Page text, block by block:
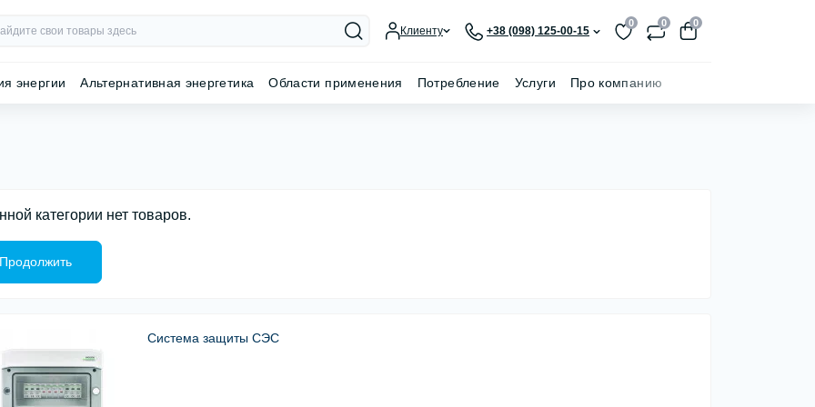
Клиенту +38 (098) 125-00-15
0 0 0
энергии Альтернативная энергетика Области применения Потребление Услуги Про компанию
категории нет товаров.
Продолжить
Система защиты СЭС